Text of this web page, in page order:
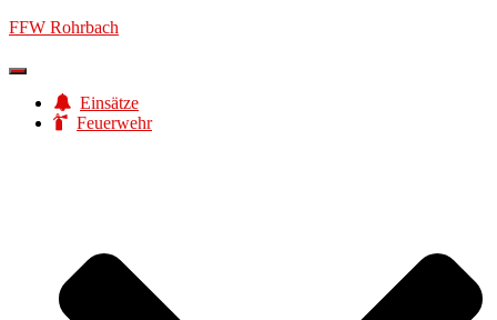
FFW Rohrbach
Navigation
umschaltenEinsätze
Feuerwehr